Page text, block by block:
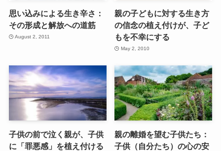
思い込みによる生き辛さ：
その形成と解放への道筋
August 2, 2011
親の子どもに対する生き方
の信念の植え付けが、子ど
もを不幸にする
May 2, 2010
子供の前で泣く親が、子供
に「罪悪感」を植え付ける
親の離婚を望む子供たち：
子供（自分たち）の心の安